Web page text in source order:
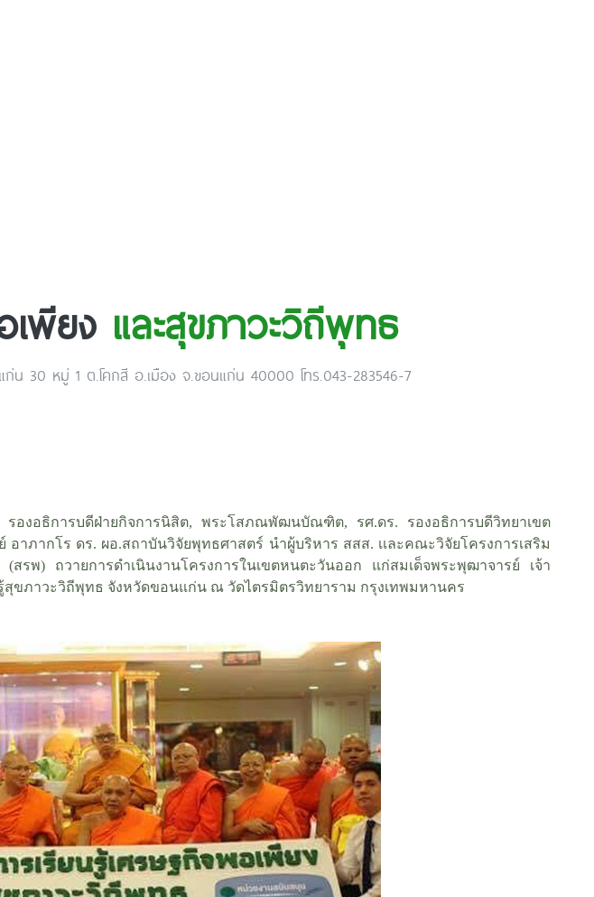
เพียง และสุขภาวะวิถีพุทธ
น 30 หมู่ 1 ต.โคกสี อ.เมือง จ.ขอนแก่น 40000 โทร.043-283546-7
งอธิการบดีฝ่ายกิจการนิสิต, พระโสภณพัฒนบัณฑิต, รศ.ดร. รองอธิการบดีวิทยาเขต
ภากโร ดร. ผอ.สถาบันวิจัยพุทธศาสตร์ นำผู้บริหาร สสส. เเละคณะวิจัยโครงการเสริม
สรพ) ถวายการดำเนินงานโครงการในเขตหนตะวันออก แก่สมเด็จพระพุฒาจารย์ เจ้า
ขภาวะวิถีพุทธ จังหวัดขอนแก่น ณ วัดไตรมิตรวิทยาราม กรุงเทพมหานคร